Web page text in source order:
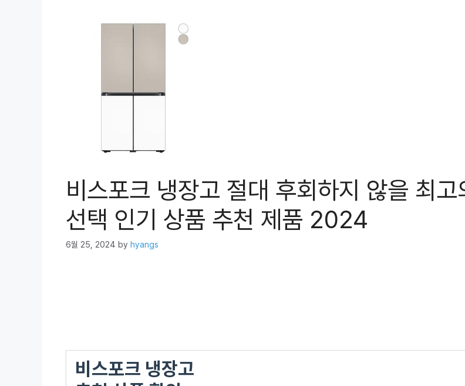
비스포크 냉장고 절대 후회하지 않을 최고
선택 인기 상품 추천 제품 2024
6월 25, 2024 by hyangs
비스포크 냉장고